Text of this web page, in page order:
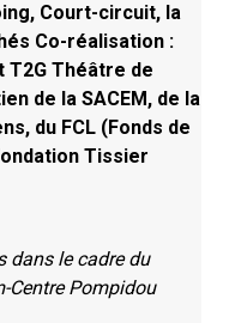
Court-circuit, la
Co-réalisation :
T2G Théâtre de
de la SACEM, de la
du FCL (Fonds de
Tissier
dans le cadre du
Centre Pompidou